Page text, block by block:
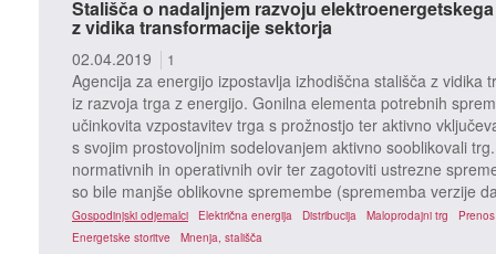
Stališča o nadaljnjem razvoju
z vidika transformacije sektorja
02.04.2019 1
Agencija za energijo izpostavlja izhodiščna stališča z vidika
iz razvoja trga z energijo. Gonilna elementa potrebnih
učinkovita vzpostavitev trga s prožnostjo ter aktivno
s svojim prostovoljnim sodelovanjem aktivno sooblikovali
normativnih in operativnih ovir ter zagotoviti ustrezne
so bile manjše oblikovne spremembe (sprememba verzije
Gospodinjski odjemalci Električna energija Distribucija Maloprodajni trg
Prenos
Energetske storitve
Mnenja, stališča